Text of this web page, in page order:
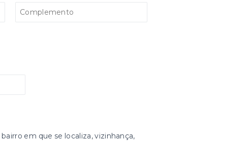
em que se localiza, vizinhança,